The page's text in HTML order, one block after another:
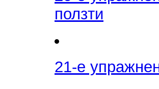
ползти
21-е